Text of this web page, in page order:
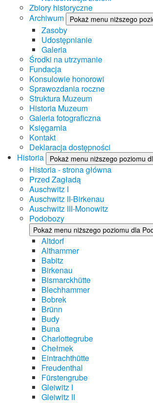
Zbiory historyczne
Archiwum
Pokaż menu niższego
Zasoby
Udostępnianie
Galeria
Środki na utrzymanie
Fundacja
Konsulowie honorowi
Sprawozdania roczne
Struktura Muzeum
Historia Muzeum
Galeria fotograficzna
Księgarnia
Kontakt
Deklaracja dostępności
Historia
Pokaż menu niższego poziomu
Historia - strona główna
Przed Zagładą
Auschwitz I
Auschwitz II-Birkenau
Auschwitz III-Monowitz
Podobozy
Pokaż menu niższego poziomu dla
Altdorf
Althammer
Babitz
Birkenau
Bismarckhütte
Blechhammer
Bobrek
Brünn
Budy
Buna
Charlottegrube
Chełmek
Eintrachthütte
Freudenthal
Fürstengrube
Gleiwitz I
Gleiwitz II